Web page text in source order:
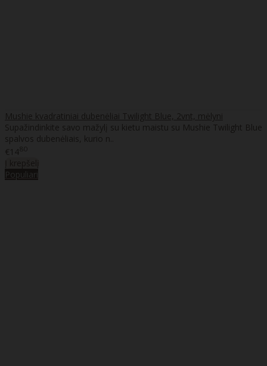
Mushie kvadratiniai dubenėliai Twilight Blue, 2vnt, mėlyni
Supažindinkite savo mažylį su kietu maistu su Mushie Twilight Blue
spalvos dubenėliais, kurio n..
€1480
Populiari